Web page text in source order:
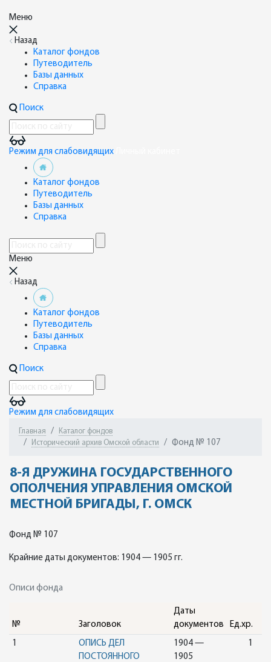
Меню
Назад
Каталог фондов
Путеводитель
Базы данных
Справка
Поиск
Режим для слабовидящих
Каталог фондов
Путеводитель
Базы данных
Справка
Меню
Назад
Каталог фондов
Путеводитель
Базы данных
Справка
Поиск
Режим для слабовидящих
Главная
Каталог фондов
Исторический архив Омской области
Фонд № 107
8-Я ДРУЖИНА ГОСУДАРСТВЕННОГО
ОПОЛЧЕНИЯ УПРАВЛЕНИЯ ОМСКОЙ
МЕСТНОЙ БРИГАДЫ, Г. ОМСК
Фонд № 107
Крайние даты документов: 1904 — 1905 гг.
Описи фонда
№ Заголовок
Даты
документов
Ед.хр.
1
ОПИСЬ ДЕЛ
ПОСТОЯННОГО
1904 —
1905
1